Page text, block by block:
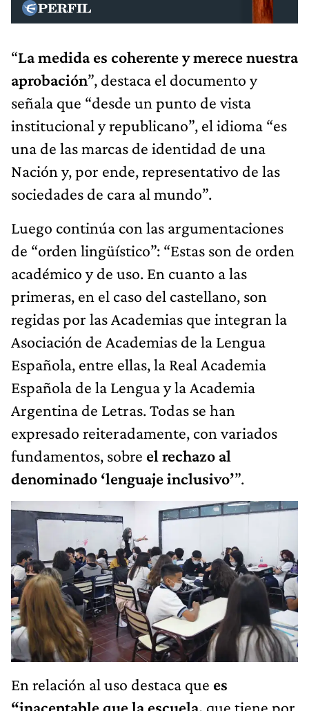
“La medida es coherente y merece nuestra
aprobación”, destaca el documento y
señala que “desde un punto de vista
institucional y republicano”, el idioma “es
una de las marcas de identidad de una
Nación y, por ende, representativo de las
sociedades de cara al mundo”.
Luego continúa con las argumentaciones
de “orden lingüístico”: “Estas son de orden
académico y de uso. En cuanto a las
primeras, en el caso del castellano, son
regidas por las Academias que integran la
Asociación de Academias de la Lengua
Española, entre ellas, la Real Academia
Española de la Lengua y la Academia
Argentina de Letras. Todas se han
expresado reiteradamente, con variados
fundamentos, sobre el rechazo al
denominado ‘lenguaje inclusivo’”.
En relación al uso destaca que es